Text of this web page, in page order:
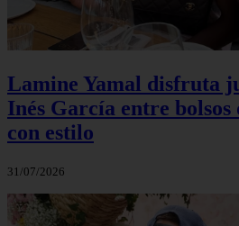
Lamine Yamal disfruta
Inés García entre
con estilo
31/07/2026